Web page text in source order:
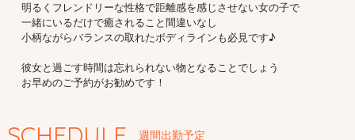
明るくフレンドリーな性格で距離感を感じさせない女の子で
一緒にいるだけで癒されること間違いなし
小柄ながらバランスの取れたボディラインも必見です♪
彼女と過ごす時間は忘れられない物となることでしょう
お早めのご予約がお勧めです！
週間出勤予定